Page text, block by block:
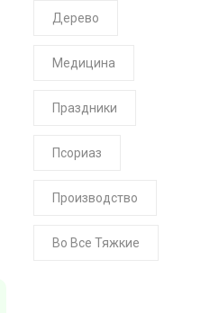
Дерево
Медицина
Праздники
Псориаз
Производство
Во Все Тяжкие